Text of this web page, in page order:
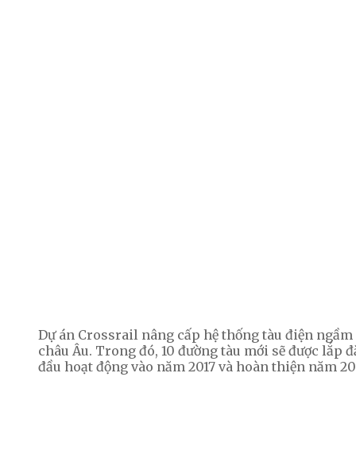
Dự án Crossrail nâng cấp hệ thống tàu điện
châu Âu. Trong đó, 10 đường tàu mới sẽ được lắp
đầu hoạt động vào năm 2017 và hoàn thiện năm